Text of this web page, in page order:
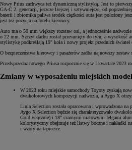
Nowy Prius zachwyca też dynamiczną stylistyką. Jest to
GA-C 2. generacji, jeszcze lżejszej i sztywniejszej od
baterii i zbiornika paliwa środek ciężkości auta jest położony
jest też pozycja na fotelu kierowcy.
Auto ma o 50 mm większy rozstaw osi, a jednocześnie
o 22 mm. Szczyt dachu został przesunięty do tyłu, a wysokość
stylistykę podkreślają 19" koła i nowy projekt przednich
O bezpieczeństwa kierowcy i pasażerów zadba najnowszy
Przedsprzedaż nowego Priusa rozpocznie się w I kwartale 2023
Zmiany w wyposażeniu miejskich
W 2023 roku miejskie samochody Toyoty zyskają
dwukolorowych kompozycji nadwozia, a Aygo X
Linia Selection została opracowana i wprowadzona na
Aygo X Selection będzie się charakteryzowało
Gold włącznie) i 18" czarnymi matowymi felgami
kolorystyczny obejmuje też listwy boczne i nakładki
i wzory na tapicerce.